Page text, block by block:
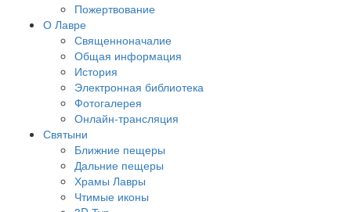
Пожертвование
О Лавре
Священноначалие
Общая информация
История
Электронная библиотека
Фотогалерея
Онлайн-трансляция
Святыни
Ближние пещеры
Дальние пещеры
Храмы Лавры
Чтимые иконы